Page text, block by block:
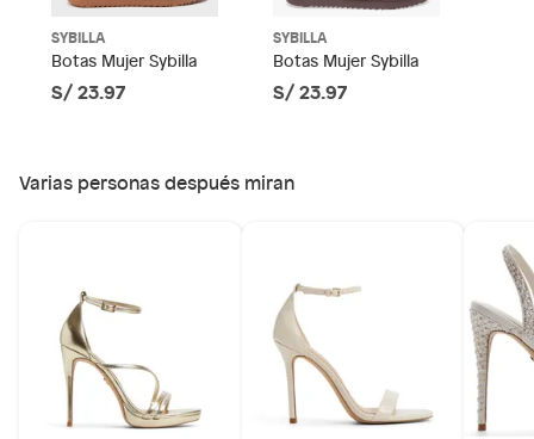
Productos de compra internacional.
Productos comprados en Outlet Atocongo.
Productos perecibles como alimentos, bebidas,
Por motivos de salubridad, la ropa interior inferior y ropas de
Pinturas de color a pedido.
Plantas.
Productos que hayan sido previamente instalados.
Baterías de auto.
Motocicletas y bicicletas motorizadas.
SYBILLA
Botas Mujer Sybilla
S/ 23.97
SYBILLA
Botas Mujer Sybilla
S/ 23.97
Varias personas después miran